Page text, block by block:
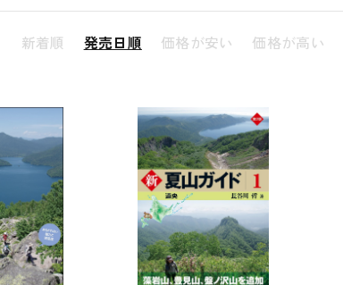
新着順 発売日順 価格が安い 価格が高い